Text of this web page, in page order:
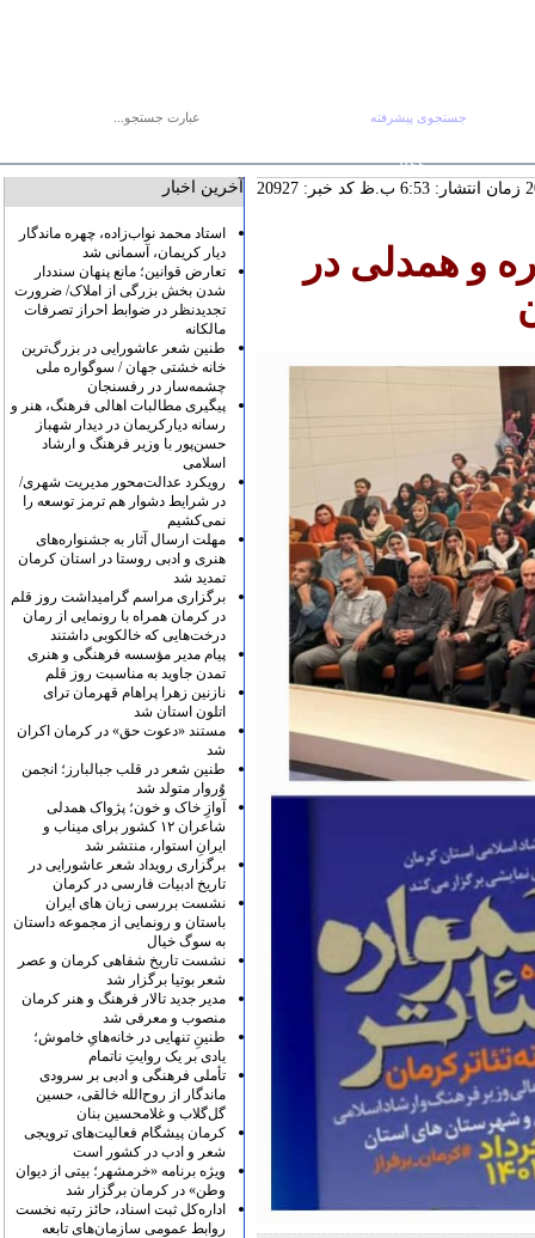
جستجوی پیشرفته
RSS
کد خبر: 20927
و همدلی در
آخرین اخبار
استاد محمد نواب‌زاده، چهره ماندگار
دیار کریمان، آسمانی شد
تعارض قوانین؛ مانع پنهان سنددار
شدن بخش بزرگی از املاک/ ضرورت
تجدیدنظر در ضوابط احراز تصرفات
مالکانه
طنین شعر عاشورایی در بزرگ‌ترین
خانه خشتی جهان / سوگواره ملی
چشمه‌سار در رفسنجان
پیگیری مطالبات اهالی فرهنگ، هنر و
رسانه دیارکریمان در دیدار شهباز
حسن‌پور با وزیر فرهنگ و ارشاد
اسلامی
رویکرد عدالت‌محور مدیریت شهری/
در شرایط دشوار هم ترمز توسعه را
نمی‌کشیم
مهلت ارسال آثار به جشنواره‌های
هنری و ادبی روستا در استان کرمان
تمدید شد
برگزاری مراسم گرامیداشت روز قلم
در کرمان همراه با رونمایی از رمان
درخت‌هایی که خالکوبی داشتند
پیام مدیر مؤسسه فرهنگی و هنری
تمدن جاوید به مناسبت روز قلم
نازنین زهرا پراهام قهرمان ترای
اتلون استان شد
مستند «دعوت حق» در کرمان اکران
شد
طنین شعر در قلب جبالبارز؛ انجمن
وُروار متولد شد
آوازِ خاک و خون؛ پژواک همدلی
شاعران ۱۲ کشور برای میناب و
ایرانِ استوار، منتشر شد
برگزاری رویداد شعر عاشورایی در
تاریخ ادبیات فارسی در کرمان
نشست بررسی زبان های ایران
باستان و رونمایی از مجموعه داستان
به سوگ خیال
نشست تاریخ شفاهی کرمان و عصر
شعر بوتیا برگزار شد
مدیر جدید تالار فرهنگ و هنر کرمان
منصوب و معرفی شد
طنینِ تنهایی در خانه‌هایِ خاموش؛
یادی بر یک روایتِ ناتمام
تأملی فرهنگی و ادبی بر سرودی
ماندگار از روح‌الله خالقی، حسین
گل‌گلاب و غلامحسین بنان
کرمان پیشگام فعالیت‌های ترویجی
شعر و ادب در کشور است
ویژه برنامه «خرمشهر؛ بیتی از دیوان
وطن» در کرمان برگزار شد
اداره‌کل ثبت اسناد، حائز رتبه نخست
روابط عمومی سازمان‌های تابعه